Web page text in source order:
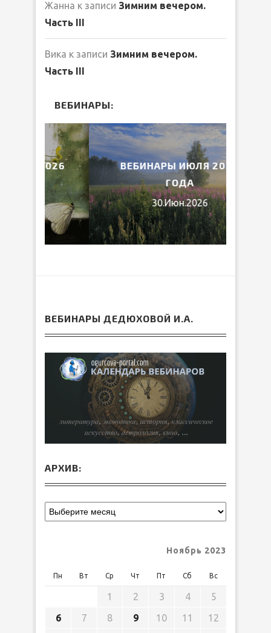
Жанна к записи Зимним вечером.
Часть III
Вика к записи Зимним вечером.
Часть III
ВЕБИНАРЫ:
ВЕБИНАРЫ ИЮЛЯ 2026
ГОДА
30.Июн.2026
ВЕБИНАРЫ ДЕДЮХОВОЙ И.А.
АРХИВ:
Ноябрь 2023
Пн Вт Ср Чт Пт Сб Вс
1 2 3 4
5
6
7 8 9 10 11
12